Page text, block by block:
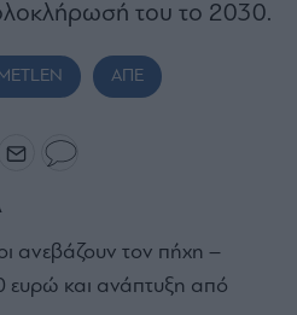
του το 2030.
ΑΠΕ
ανεβάζουν τον πήχη –
ευρώ και ανάπτυξη από